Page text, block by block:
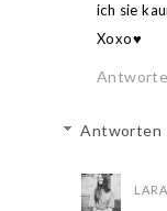
ich sie
Xoxo♥
Antworten